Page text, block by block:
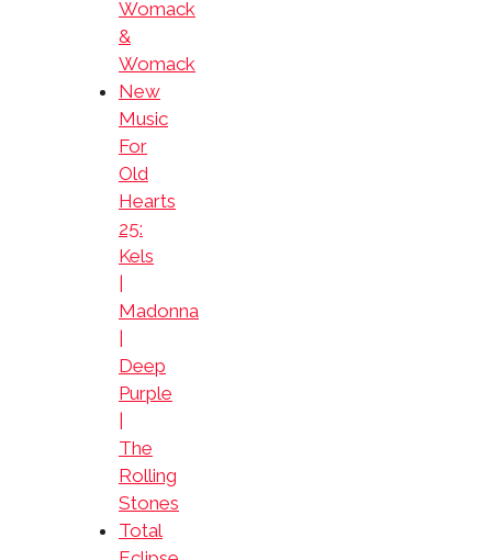
Womack
&
Womack
New
Music
For
Old
Hearts
25:
Kels
Madonna
Deep
Purple
The
Rolling
Stones
Total